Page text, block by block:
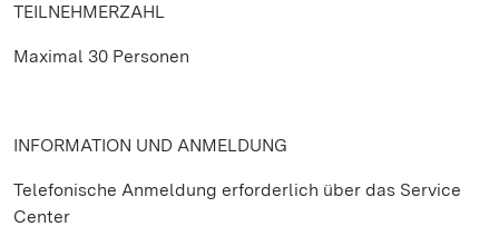
TEILNEHMERZAHL
Maximal 30 Personen
INFORMATION UND ANMELDUNG
Telefonische Anmeldung erforderlich über das Service
Center